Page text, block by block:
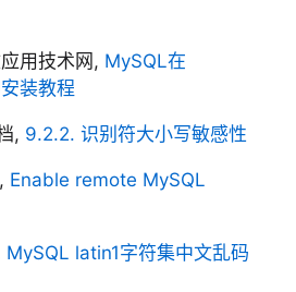
用技术网, MySQL在
装教程
, 9.2.2. 识别符大小写敏感性
Enable remote MySQL
MySQL latin1字符集中文乱码